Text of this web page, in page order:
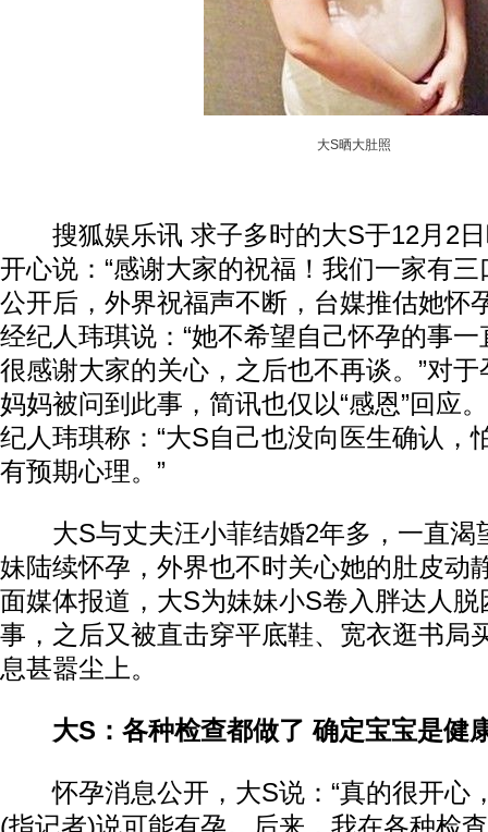
大S晒大肚照
搜狐娱乐讯 求子多时的大S于12月2日
开心说：“感谢大家的祝福！我们一家有三
公开后，外界祝福声不断，台媒推估她怀
经纪人玮琪说：“她不希望自己怀孕的事
很感谢大家的关心，之后也不再谈。”对
妈妈被问到此事，简讯也仅以“感恩”回应
纪人玮琪称：“大S自己也没向医生确认，
有预期心理。”
大S与丈夫汪小菲结婚2年多，一直渴
妹陆续怀孕，外界也不时关心她的肚皮动
面媒体报道，大S为妹妹小S卷入胖达人
事，之后又被直击穿平底鞋、宽衣逛书局
息甚嚣尘上。
大S：各种检查都做了 确定宝宝是健
怀孕消息公开，大S说：“真的很开心